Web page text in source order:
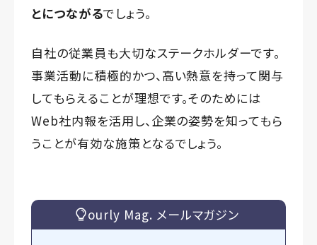
とにつながるでしょう。
自社の従業員も大切なステークホルダーです。
事業活動に積極的かつ、高い熱意を持って関与
してもらえることが理想です。そのためには
Web社内報を活用し、企業の姿勢を知ってもら
うことが有効な施策となるでしょう。
ourly Mag. メールマガジン